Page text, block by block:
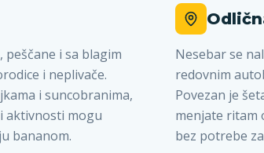
peščane i sa blagim
i neplivače.
i suncobranima,
aktivnosti mogu
bananom.
Nesebar se
redovnim
Povezan je
menjate ritam
bez potrebe